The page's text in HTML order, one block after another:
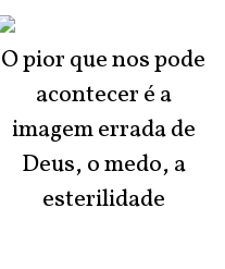
O pior que nos pode
acontecer é a
imagem errada de
Deus, o medo, a
esterilidade